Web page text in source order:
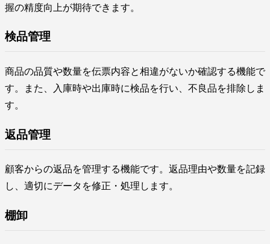
握の精度向上が期待できます。
検品管理
商品の品質や数量を伝票内容と相違がないか確認する機能で
す。また、入庫時や出庫時に検品を行い、不良品を排除しま
す。
返品管理
顧客からの返品を管理する機能です。返品理由や数量を記録
し、適切にデータを修正・処理します。
棚卸